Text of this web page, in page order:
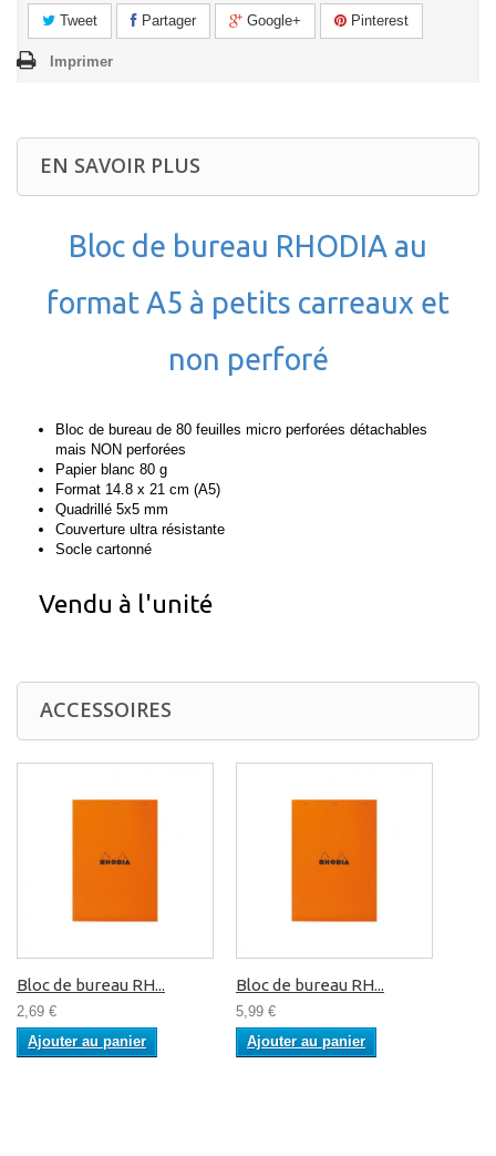
Tweet Partager Google+ Pinterest
Imprimer
EN SAVOIR PLUS
Bloc de bureau RHODIA au
format A5 à petits carreaux et
non perforé
Bloc de bureau de 80 feuilles micro perforées détachables
mais NON perforées
Papier blanc 80 g
Format 14.8 x 21 cm (A5)
Quadrillé 5x5 mm
Couverture ultra résistante
Socle cartonné
Vendu à l'unité
ACCESSOIRES
Bloc de bureau RH...
2,69 €
Ajouter au panier
Bloc de bureau RH...
5,99 €
Ajouter au panier